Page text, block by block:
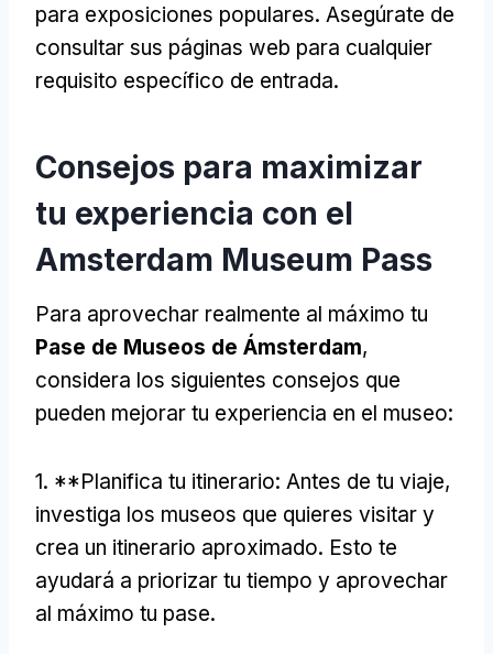
para exposiciones populares. Asegúrate de
consultar sus páginas web para cualquier
requisito específico de entrada.
Consejos para maximizar
tu experiencia con el
Amsterdam Museum Pass
Para aprovechar realmente al máximo tu
Pase de Museos de Ámsterdam,
considera los siguientes consejos que
pueden mejorar tu experiencia en el museo:
1. **Planifica tu itinerario: Antes de tu viaje,
investiga los museos que quieres visitar y
crea un itinerario aproximado. Esto te
ayudará a priorizar tu tiempo y aprovechar
al máximo tu pase.